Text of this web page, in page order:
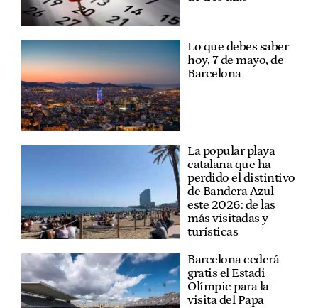
Lo que debes saber
hoy, 7 de mayo, de
Barcelona
La popular playa
catalana que ha
perdido el distintivo
de Bandera Azul
este 2026: de las
más visitadas y
turísticas
Barcelona cederá
gratis el Estadi
Olímpic para la
visita del Papa